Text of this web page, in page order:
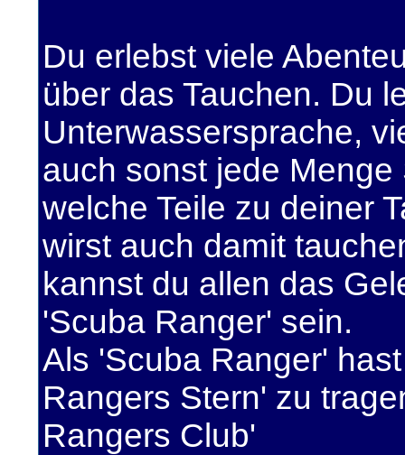
Du erlebst viele
über das Tauchen. Du
Unterwassersprache,
auch sonst jede
welche Teile zu deiner
wirst auch damit
kannst du allen das
'Scuba Ranger' sein.
Als 'Scuba Ranger'
Rangers Stern' zu
Rangers Club'